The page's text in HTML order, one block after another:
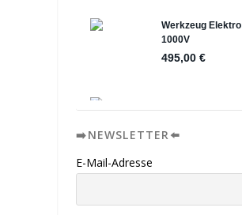
➡️NEWSLETTER⬅️
E-Mail-Adresse